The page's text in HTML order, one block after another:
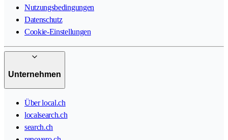
Nutzungsbedingungen
Datenschutz
Cookie-Einstellungen
Unternehmen
Über local.ch
localsearch.ch
search.ch